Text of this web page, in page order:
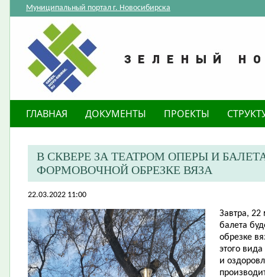
Муниципальный портал г. Новосибирска
ГЛАВНАЯ ДОКУМЕНТЫ ПРОЕКТЫ
В СКВЕРЕ ЗА ТЕАТРОМ ОПЕРЫ И
ФОРМОВОЧНОЙ ОБРЕЗКЕ ВЯЗА
22.03.2022 11:00
Завтра, 22
балета
обрезке
этого
и